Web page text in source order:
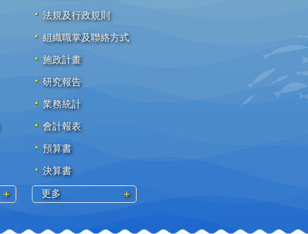
法規及行政規則
組織職掌及聯絡方式
施政計畫
研究報告
業務統計
會計報表
預算書
決算書
更多